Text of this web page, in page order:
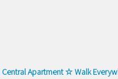
Central Apartment ☆ Walk